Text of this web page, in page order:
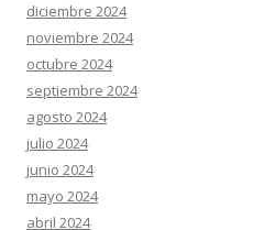
diciembre 2024
noviembre 2024
octubre 2024
septiembre 2024
agosto 2024
julio 2024
junio 2024
mayo 2024
abril 2024